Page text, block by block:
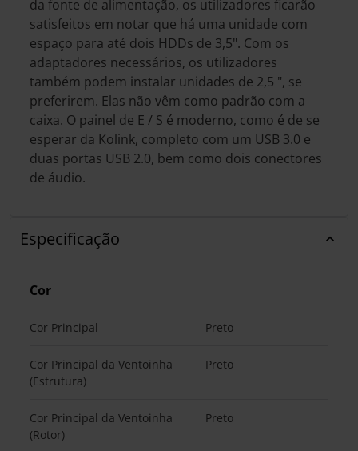
da fonte de alimentação, os utilizadores ficarão
satisfeitos em notar que há uma unidade com
espaço para até dois HDDs de 3,5". Com os
adaptadores necessários, os utilizadores
também podem instalar unidades de 2,5 ", se
preferirem. Elas não vêm como padrão com a
caixa. O painel de E / S é moderno, como é de se
esperar da Kolink, completo com um USB 3.0 e
duas portas USB 2.0, bem como dois conectores
de áudio.
Especificação
Cor
Cor Principal Preto
Cor Principal da Ventoinha
(Estrutura)
Preto
Cor Principal da Ventoinha
(Rotor)
Preto